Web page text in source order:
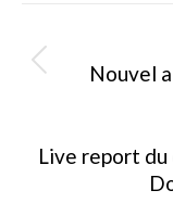
de
Nouvel
Live report du